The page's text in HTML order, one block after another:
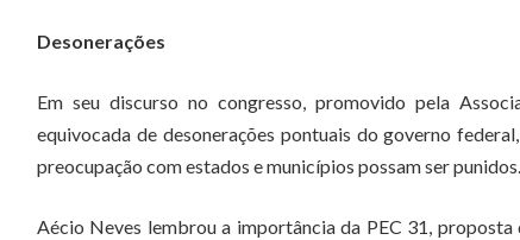
Desonerações
Em seu discurso no congresso, promovido pela
equivocada de desonerações pontuais do governo
preocupação com estados e municípios possam ser punidos.
Aécio Neves lembrou a importância da PEC 31,